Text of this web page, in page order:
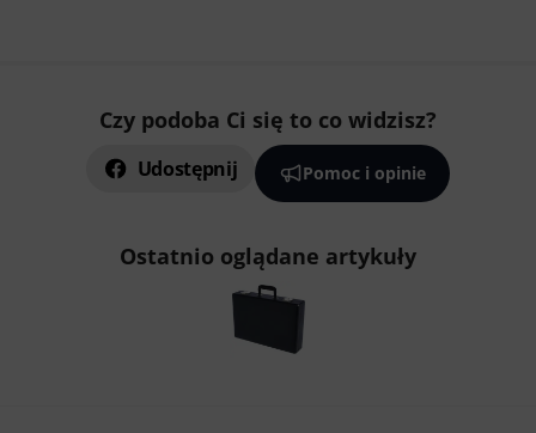
Czy podoba Ci się to co widzisz?
Udostępnij Pomoc i opinie
Ostatnio oglądane artykuły